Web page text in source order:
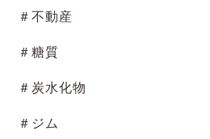
＃不動産
＃糖質
＃炭水化物
＃ジム